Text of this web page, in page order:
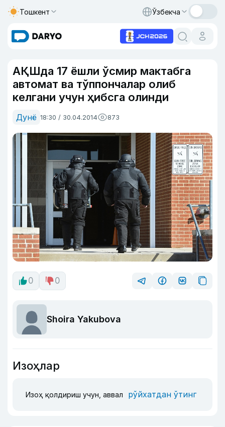
Тошкент Ўзбекча
АҚШда 17 ёшли ўсмир мактабга
автомат ва тўппончалар олиб
келгани учун ҳибсга олинди
Дунё 18:30 / 30.04.2014 873
0 0
Shoira Yakubova
Изоҳлар
Изоҳ қолдириш учун, аввал рўйхатдан ўтинг